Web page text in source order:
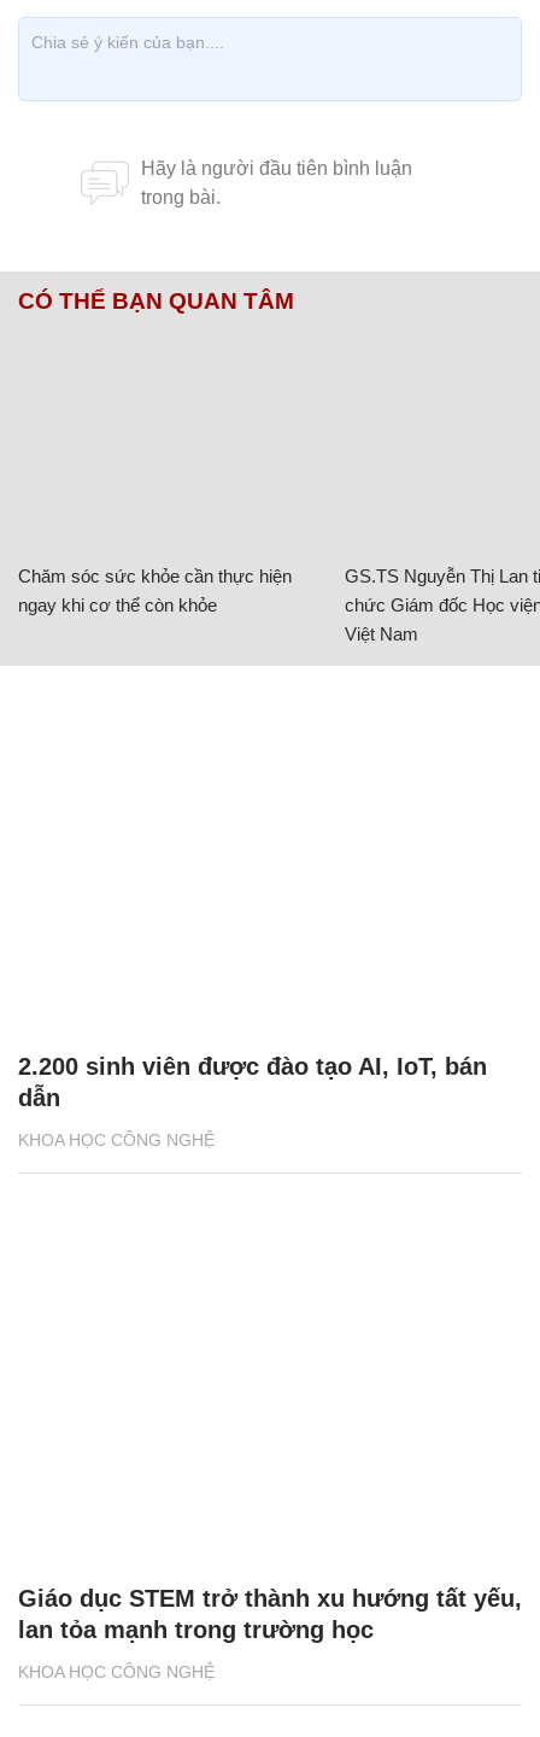
CÓ THỂ BẠN QUAN TÂM
Chăm sóc sức khỏe cần thực hiện
ngay khi cơ thể còn khỏe
GS.TS Nguyễn Thị Lan
chức Giám đốc Học
Việt Nam
KHOA HỌC CÔNG NGHỆ
2.200 sinh viên được đào tạo AI, IoT, bán
dẫn
KHOA HỌC CÔNG NGHỆ
Giáo dục STEM trở thành xu hướng tất yếu,
lan tỏa mạnh trong trường học